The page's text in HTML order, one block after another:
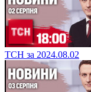
ТСН за 2024.08.02